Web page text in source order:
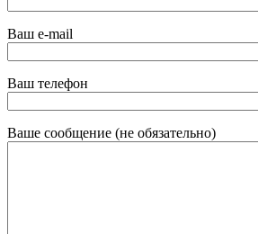
Ваш e-mail
Ваш телефон
Ваше сообщение (не обязательно)